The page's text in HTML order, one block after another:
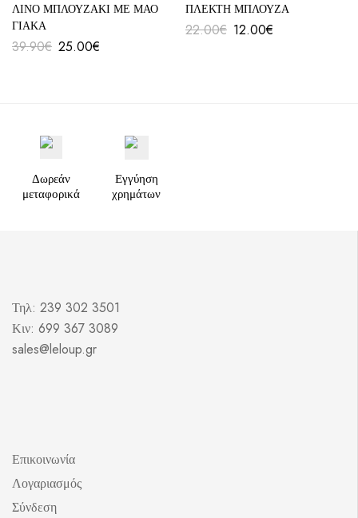
ΛΙΝΟ ΜΠΛΟΥΖΑΚΙ ΜΕ ΜΑΟ
ΓΙΑΚΑ
39.90€ 25.00€
ΠΛΕΚΤΗ ΜΠΛΟΥΖΑ
22.00€ 12.00€
Δωρεάν
μεταφορικά
Εγγύηση
χρημάτων
Τηλ: 239 302 3501
Κιν: 699 367 3089
sales@leloup.gr
Επικοινωνία
Λογαριασμός
Σύνδεση